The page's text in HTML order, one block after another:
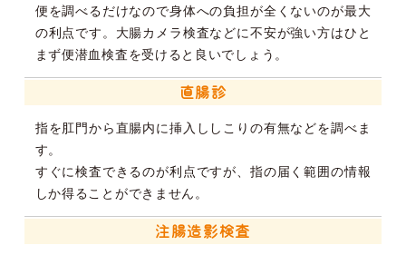
便を調べるだけなので身体への負担が全くないのが最大
の利点です。大腸カメラ検査などに不安が強い方はひと
まず便潜血検査を受けると良いでしょう。
直腸診
指を肛門から直腸内に挿入ししこりの有無などを調べま
す。
すぐに検査できるのが利点ですが、指の届く範囲の情報
しか得ることができません。
注腸造影検査